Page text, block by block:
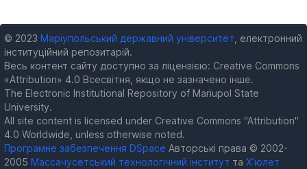
© 2023 Маріупольський державний університет , електронний
інституційний репозитарій.
Весь контент сайту доступно за ліцензією: Creative Commons
«Attribution» 4.0 Всесвітня, якщо не зазначено інше.
The Electronic Institutional Repository of Mariupol State
University.
All site content is licensed under Creative Commons "Attribution"
4.0 Worldwide, unless otherwise noted.
Програмне забезпечення DSpace Авторські права © 2002-
2005 Массачусетський технологічний інститут та Х’юлет